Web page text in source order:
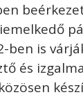
ben is
és